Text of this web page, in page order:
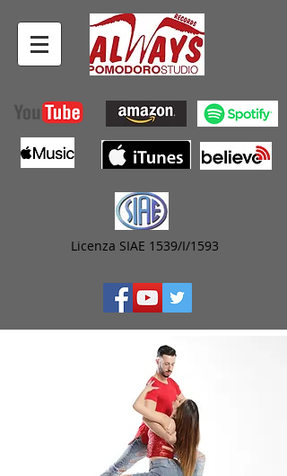
Licenza SIAE 1539/I/1593